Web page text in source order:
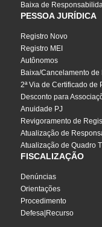
Baixa de
PESSOA JURÍDICA
Registro Novo
Registro MEI
Autônomos
Baixa/Cancelamento de
2ª Via de Certificado de
Desconto para
Anuidade PJ
Revigoramento de
Atualização de
Atualização de Quadro
FISCALIZAÇÃO
Denúncias
Orientações
Procedimento
Defesa|Recurso